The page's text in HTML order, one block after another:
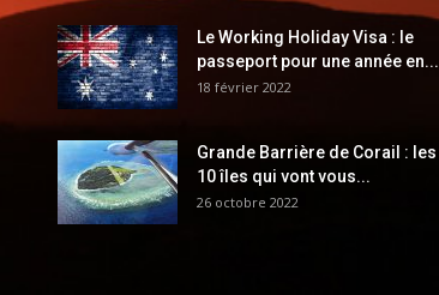
Le Working Holiday Visa : le
passeport pour une année en...
18 février 2022
Grande Barrière de Corail : les
10 îles qui vont vous...
26 octobre 2022